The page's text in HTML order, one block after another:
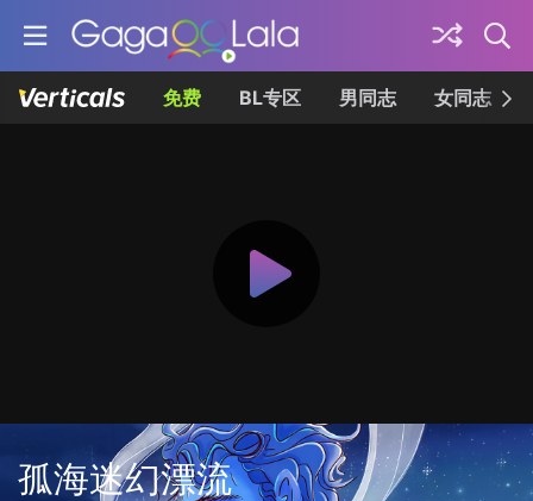
免费 BL专区 男同志 女同志
孤海迷幻漂流